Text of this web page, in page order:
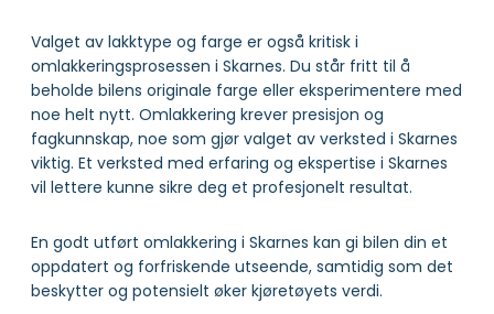
Valget av lakktype og farge er også kritisk i
omlakkeringsprosessen i Skarnes. Du står fritt til å
beholde bilens originale farge eller eksperimentere med
noe helt nytt. Omlakkering krever presisjon og
fagkunnskap, noe som gjør valget av verksted i Skarnes
viktig. Et verksted med erfaring og ekspertise i Skarnes
vil lettere kunne sikre deg et profesjonelt resultat.
En godt utført omlakkering i Skarnes kan gi bilen din et
oppdatert og forfriskende utseende, samtidig som det
beskytter og potensielt øker kjøretøyets verdi.